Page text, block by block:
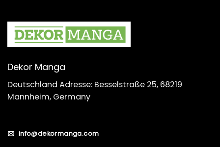
Dekor Manga
Deutschland Adresse: Besselstraße 25, 68219
Mannheim, Germany
info@dekormanga.com